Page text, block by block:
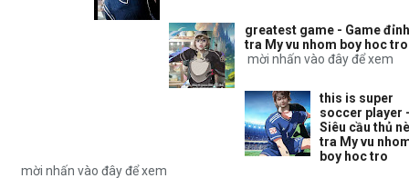
greatest game - Game
tra My vu nhom boy hoc tro
mời nhấn vào đây để xem
this is super
soccer player
Siêu cầu thủ
tra My vu
boy hoc tro
mời nhấn vào đây để xem